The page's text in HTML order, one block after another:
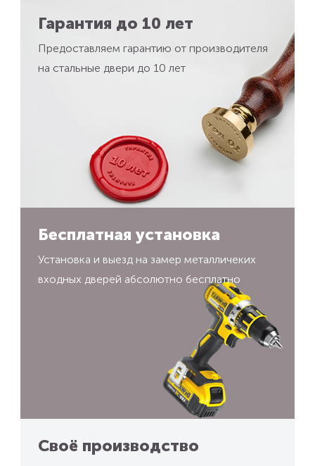
Гарантия до 10 лет
Предоставляем гарантию от производителя
на стальные двери до 10 лет
Бесплатная установка
Установка и выезд на замер металличеких
входных дверей абсолютно бесплатно
Своё производство